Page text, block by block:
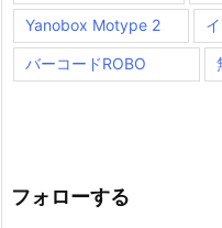
Yanobox Motype 2
バーコードROBO
フォローする